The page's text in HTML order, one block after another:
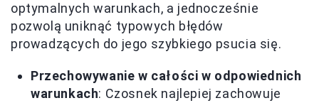
optymalnych warunkach, a jednocześnie
pozwolą uniknąć typowych błędów
prowadzących do jego szybkiego psucia się.
Przechowywanie w całości w odpowiednich
warunkach: Czosnek najlepiej zachowuje